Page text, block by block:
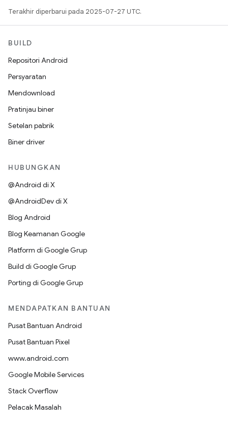
Terakhir diperbarui pada 2025-07-27 UTC.
BUILD
Repositori Android
Persyaratan
Mendownload
Pratinjau biner
Setelan pabrik
Biner driver
HUBUNGKAN
@Android di X
@AndroidDev di X
Blog Android
Blog Keamanan Google
Platform di Google Grup
Build di Google Grup
Porting di Google Grup
MENDAPATKAN BANTUAN
Pusat Bantuan Android
Pusat Bantuan Pixel
www.android.com
Google Mobile Services
Stack Overflow
Pelacak Masalah